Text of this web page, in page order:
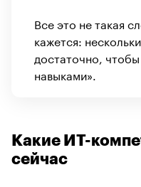
Все это не такая
кажется:
достаточно,
навыками».
Какие ИТ-
сейчас